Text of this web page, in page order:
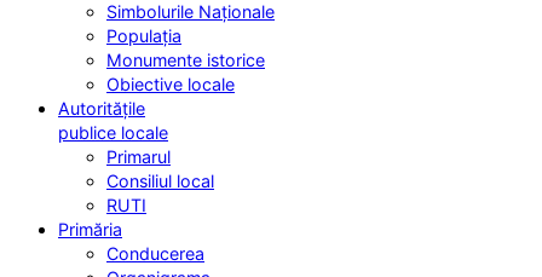
Simbolurile Naționale
Populația
Monumente istorice
Obiective locale
Autoritățile
publice locale
Primarul
Consiliul local
RUTI
Primăria
Conducerea